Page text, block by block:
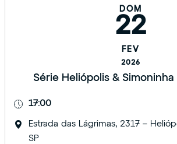
DOM
22
FEV
2026
Série Heliópolis &
17:00
Estrada das Lágrimas, 2317 –
SP